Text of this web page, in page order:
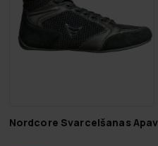
Nordcore Svarcelšanas